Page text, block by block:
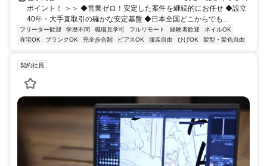
ポイント！ ＞＞ ◆営業ゼロ！安定した案件を継続的にお任せ ◆設立
40年・大手直取引の確かな安定基盤 ◆日本全国どこからでも...
フリーター歓迎 学歴不問 職場見学可 フルリモート 経験者歓迎
ネイルOK
在宅OK
ブランクOK 完全歩合制 ピアスOK 服装自由 ひげOK 髪型・髪色自由
契約社員